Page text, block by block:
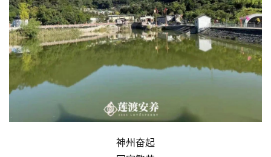
规
免
责
明
神州奋起